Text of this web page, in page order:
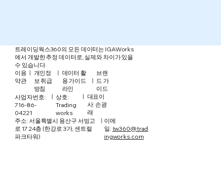
​트레이딩웍스360의 모든 데이터는 IGAWorks
에서 개발한 추정 데이터로, 실제와 차이가 있을
수 있습니다.
이용
약관
ㅣ 개인정
보 취급
방침
ㅣ 데이터 활
용 가이드
라인
ㅣ
브랜
드 가
이드
사업자번호:
716-86-
04221
ㅣ ​상호:
Trading
works
ㅣ ​대표이
사: 손광
래
주소: 서울특별시 용산구 서빙고
로 17 24층 (한강로 3가, 센트럴
파크타워)
ㅣ 이메
일: tw360@trad
ingworks.com